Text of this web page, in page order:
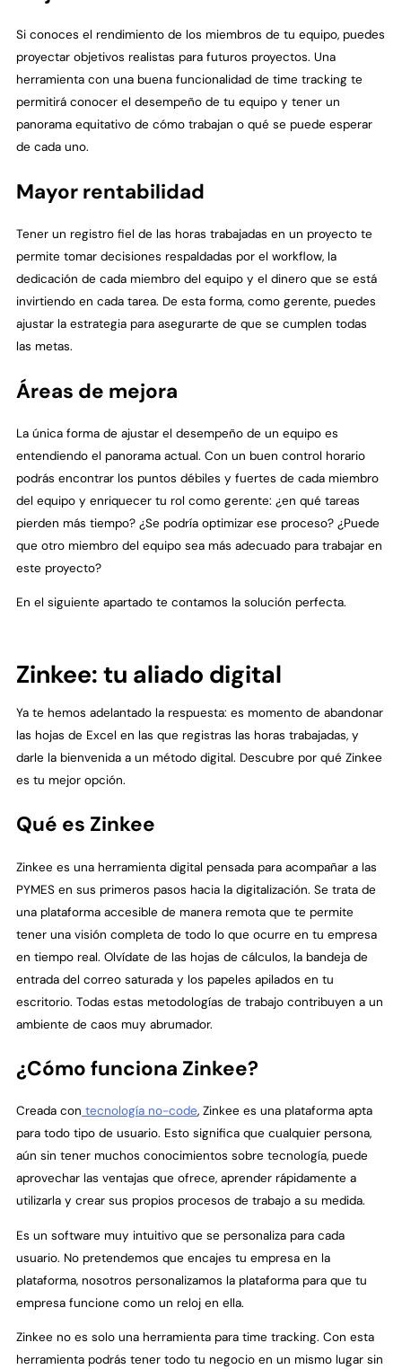
Si conoces el rendimiento de los miembros de tu equipo, puedes
proyectar objetivos realistas para futuros proyectos. Una
herramienta con una buena funcionalidad de time tracking te
permitirá conocer el desempeño de tu equipo y tener un
panorama equitativo de cómo trabajan o qué se puede esperar
de cada uno.
Mayor rentabilidad
Tener un registro fiel de las horas trabajadas en un proyecto te
permite tomar decisiones respaldadas por el workflow, la
dedicación de cada miembro del equipo y el dinero que se está
invirtiendo en cada tarea. De esta forma, como gerente, puedes
ajustar la estrategia para asegurarte de que se cumplen todas
las metas.
Áreas de mejora
La única forma de ajustar el desempeño de un equipo es
entendiendo el panorama actual. Con un buen control horario
podrás encontrar los puntos débiles y fuertes de cada miembro
del equipo y enriquecer tu rol como gerente: ¿en qué tareas
pierden más tiempo? ¿Se podría optimizar ese proceso? ¿Puede
que otro miembro del equipo sea más adecuado para trabajar en
este proyecto?
‍En el siguiente apartado te contamos la solución perfecta.
Zinkee: tu aliado digital
Ya te hemos adelantado la respuesta: es momento de abandonar
las hojas de Excel en las que registras las horas trabajadas, y
darle la bienvenida a un método digital. Descubre por qué Zinkee
es tu mejor opción.
Qué es Zinkee
Zinkee es una herramienta digital pensada para acompañar a las
PYMES en sus primeros pasos hacia la digitalización. Se trata de
una plataforma accesible de manera remota que te permite
tener una visión completa de todo lo que ocurre en tu empresa
en tiempo real. Olvídate de las hojas de cálculos, la bandeja de
entrada del correo saturada y los papeles apilados en tu
escritorio. Todas estas metodologías de trabajo contribuyen a un
ambiente de caos muy abrumador.
¿Cómo funciona Zinkee?
Creada con tecnología no-code, Zinkee es una plataforma apta
para todo tipo de usuario. Esto significa que cualquier persona,
aún sin tener muchos conocimientos sobre tecnología, puede
aprovechar las ventajas que ofrece, aprender rápidamente a
utilizarla y crear sus propios procesos de trabajo a su medida.
Es un software muy intuitivo que se personaliza para cada
usuario. No pretendemos que encajes tu empresa en la
plataforma, nosotros personalizamos la plataforma para que tu
empresa funcione como un reloj en ella.‍
Zinkee no es solo una herramienta para time tracking. Con esta
herramienta podrás tener todo tu negocio en un mismo lugar sin